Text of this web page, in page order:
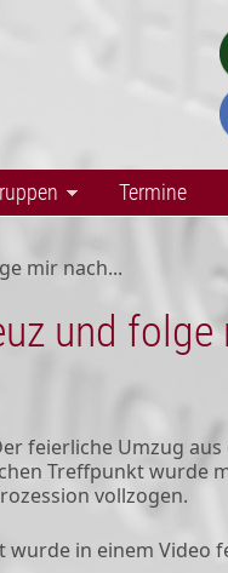
Termine
mir nach...
und folge
feierliche Umzug
Treffpunkt wurde
vollzogen.
wurde in einem Video